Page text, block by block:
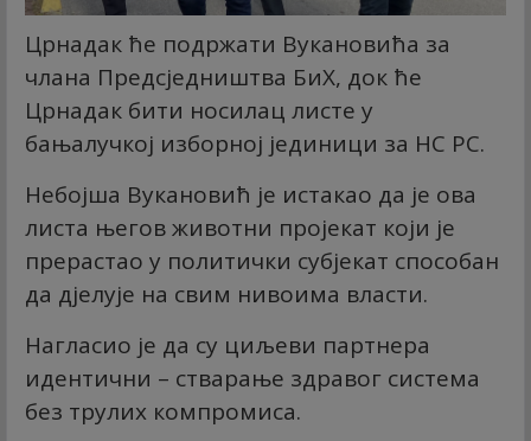
Црнадак ће подржати Вукановића за
члана Предсједништва БиХ, док ће
Црнадак бити носилац листе у
бањалучкој изборној јединици за НС РС.
Небојша Вукановић је истакао да је ова
листа његов животни пројекат који је
прерастао у политички субјекат способан
да дјелује на свим нивоима власти.
Нагласио је да су циљеви партнера
идентични – стварање здравог система
без трулих компромиса.